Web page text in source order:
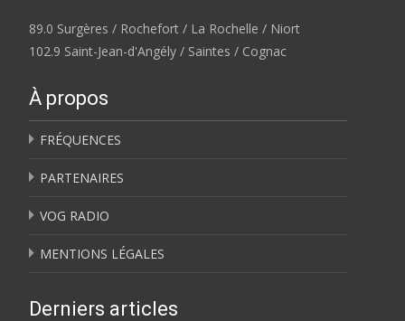
89.0 Surgères / Rochefort / La Rochelle / Niort
102.9 Saint-Jean-d'Angély / Saintes / Cognac
À propos
FRÉQUENCES
PARTENAIRES
VOG RADIO
MENTIONS LÉGALES
Derniers articles